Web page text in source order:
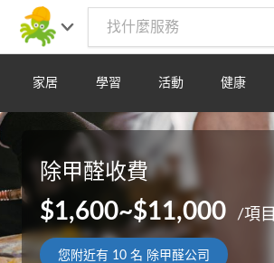
家居 學習 活動 健康
除甲醛收費
$1,600~$11,000 /項目
您附近有 10 名 除甲醛公司